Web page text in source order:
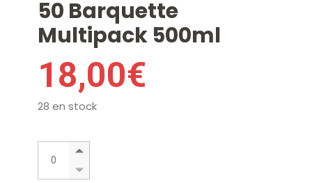
50 Barquette
Multipack 500ml
18,00€
28 en stock
50 Barquette Multipack 500ml quantity